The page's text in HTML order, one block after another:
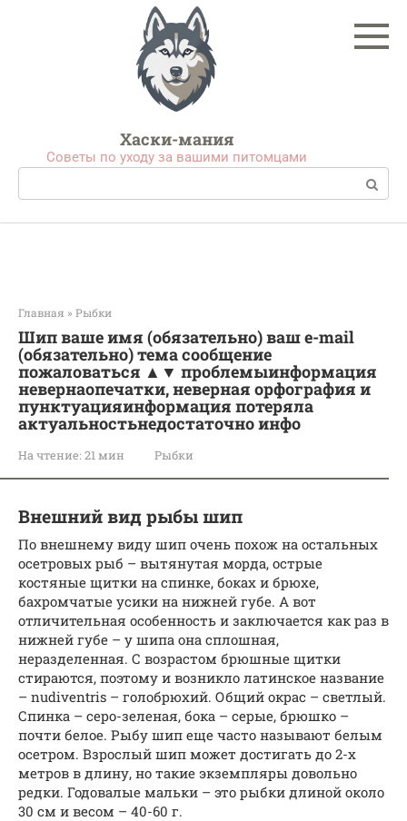
Хаски-мания
Советы по уходу за вашими питомцами
Поиск:
Главная » Рыбки
Шип ваше имя (обязательно) ваш e-mail
(обязательно) тема сообщение
пожаловаться ▲▼ проблемыинформация
невернаопечатки, неверная орфография и
пунктуацияинформация потеряла
актуальностьнедостаточно инфо
На чтение: 21 мин Рыбки
Внешний вид рыбы шип
По внешнему виду шип очень похож на остальных
осетровых рыб – вытянутая морда, острые
костяные щитки на спинке, боках и брюхе,
бахромчатые усики на нижней губе. А вот
отличительная особенность и заключается как раз в
нижней губе – у шипа она сплошная,
неразделенная. С возрастом брюшные щитки
стираются, поэтому и возникло латинское название
– nudiventris – голобрюхий. Общий окрас – светлый.
Спинка – серо-зеленая, бока – серые, брюшко –
почти белое. Рыбу шип еще часто называют белым
осетром. Взрослый шип может достигать до 2-х
метров в длину, но такие экземпляры довольно
редки. Годовалые мальки – это рыбки длиной около
30 см и весом – 40-60 г.